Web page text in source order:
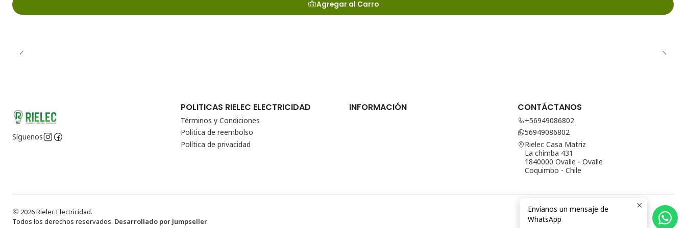
Agregar al Carro
Síguenos
POLITICAS RIELEC ELECTRICIDAD
Términos y Condiciones
Politica de reembolso
Política de privacidad
INFORMACIÓN CONTÁCTANOS
+56949086802
56949086802
Rielec Casa Matriz
La chimba 431
1840000 Ovalle - Ovalle
Coquimbo - Chile
2026 Rielec Electricidad.
Todos los derechos reservados. Desarrollado por Jumpseller.
Envíanos un mensaje de
WhatsApp